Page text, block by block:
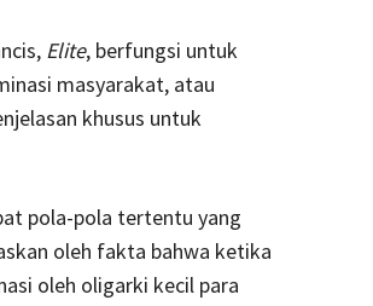
Elite, berfungsi untuk
masyarakat, atau
khusus untuk
pola-pola tertentu yang
oleh fakta bahwa ketika
oleh oligarki kecil para